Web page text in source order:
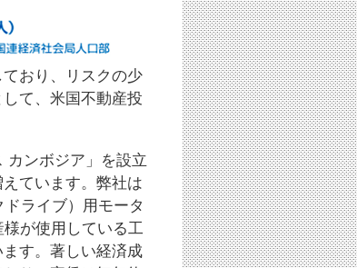
おり、リスクの少
て、米国不動産投
カンボジア」を設立
ています。弊社は
ライブ）用モータ
が使用している工
す。著しい経済成